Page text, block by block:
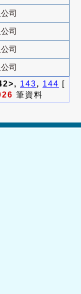
司
司
司
司
143, 144 [
筆資料